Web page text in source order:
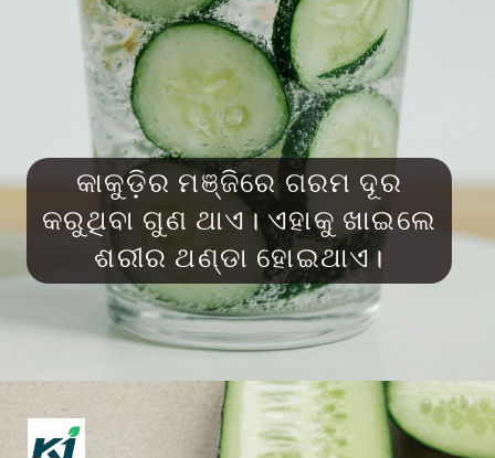
କାକୁଡ଼ିର ମଞ୍ଜିରେ ଗରମ ଦୂର
କରୁଥିବା ଗୁଣ ଥାଏ। ଏହାକୁ ଖାଇଲେ
ଶରୀର ଥଣ୍ଡା ହୋଇଥାଏ।